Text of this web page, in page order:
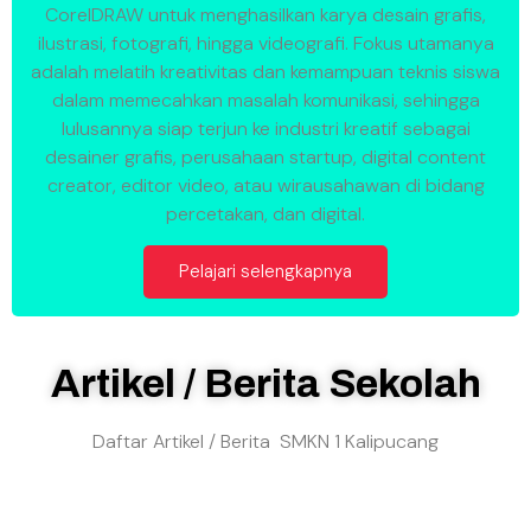
CorelDRAW untuk menghasilkan karya desain grafis,
ilustrasi, fotografi, hingga videografi. Fokus utamanya
adalah melatih kreativitas dan kemampuan teknis siswa
dalam memecahkan masalah komunikasi, sehingga
lulusannya siap terjun ke industri kreatif sebagai
desainer grafis, perusahaan startup, digital content
creator, editor video, atau wirausahawan di bidang
percetakan, dan digital.
Pelajari selengkapnya
Artikel / Berita Sekolah
Daftar Artikel / Berita SMKN 1 Kalipucang